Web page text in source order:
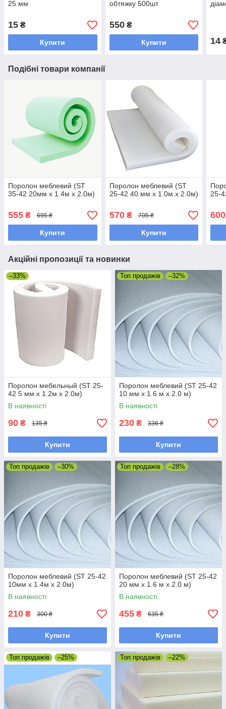
25 мм
15 ₴
Купити
обтяжку 500шт
550₴
Купити 14
Подібні товари компанії
Поролон меблевий (ST
35-42 20мм х 1.4м х 2.0м)
555 ₴ 695 ₴
Купити
Поролон меблевий (ST
25-42 40 мм х 1.0м х 2.0м)
570₴ 705 ₴
Купити
25-
600
Акційні пропозиції та новинки
–33%
Поролон мебельный (ST 25-
42 5 мм х 1.2м х 2.0м)
В наявності
90 ₴ 135 ₴
Купити
Топ продажів –32%
Поролон меблевий (ST 25-42
10 мм х 1.6 м х 2.0 м)
В наявності
230 ₴ 336 ₴
Купити
Топ продажів –30%
Поролон меблевий (ST 25-42
10мм х 1.4м х 2.0м)
В наявності
210 ₴ 300 ₴
Купити
Топ продажів –28%
Поролон меблевий (ST 25-42
20 мм х 1.6 м х 2.0 м)
В наявності
455 ₴ 635 ₴
Купити
Топ продажів –25% Топ продажів –22%